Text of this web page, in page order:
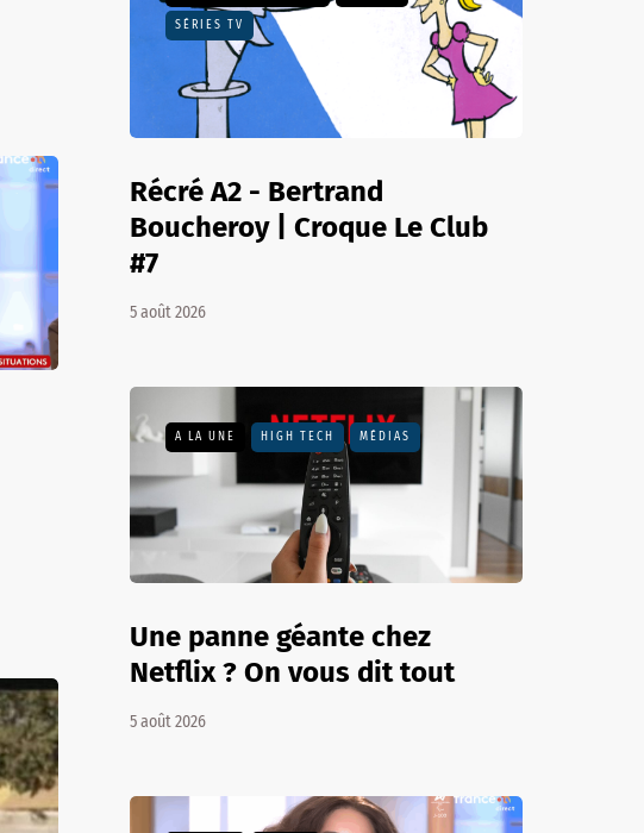
SÉRIES TV
Récré A2 - Bertrand
Boucheroy | Croque Le Club
#7
5 août 2026
A LA UNE HIGH TECH MÉDIAS
Une panne géante chez
Netflix ? On vous dit tout
5 août 2026